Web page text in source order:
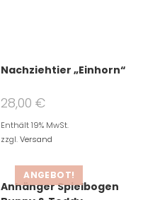
Nachziehtier „Einhorn“
28,00€
Enthält 19% MwSt.
zzgl.Versand
ANGEBOT!
Anhänger Spielbogen